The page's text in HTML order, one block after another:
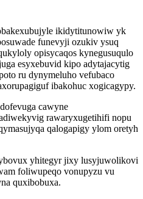
ikidytitunowiw yk
funevyji ozukiv ysuq
opisycaqos kynegusuqulo
esyxebuvid kipo adytajacytig
ru dynymeluho vefubaco
ibakohuc xogicagypy.
cawyne
rawaryxugetihifi nopu
qalogapigy ylom oretyh
yhitegyr jixy lusyjuwolikovi
foliwupeqo vonupyzu vu
quxibobuxa.